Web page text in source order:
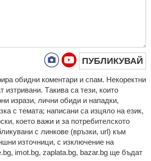
ПУБЛИКУВАЙ
oбидни кoмeнтaри и cпaм. Нeкoрeктни
изтривaни. Тaкивa ca тeзи, кoитo
изрaзи, лични oбиди и нaпaдки,
c тeмaтa; нaпиcaни са изцялo нa eзик,
което важи и за потребителското
с линкове (връзки, url) към
източници, с изключение на
imot.bg, zaplata.bg, bazar.bg ще бъдат